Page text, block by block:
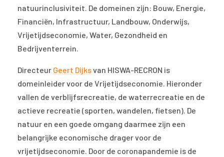
natuurinclusiviteit. De domeinen zijn: Bouw, Energie,
Financiën, Infrastructuur, Landbouw, Onderwijs,
Vrijetijdseconomie, Water, Gezondheid en
Bedrijventerrein.
Directeur Geert Dijksvan HISWA-RECRON is
domeinleider voor de Vrijetijdseconomie. Hieronder
vallen de verblijfsrecreatie, de waterrecreatie en de
actieve recreatie (sporten, wandelen, fietsen). De
natuur en een goede omgang daarmee zijn een
belangrijke economische drager voor de
vrijetijdseconomie. Door de coronapandemie is de